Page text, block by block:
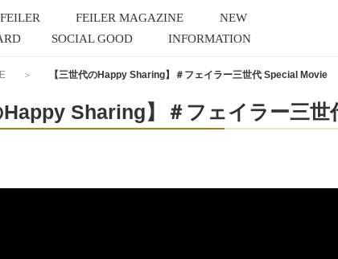
FEILER MAGAZINE
NEW
SOCIAL GOOD INFORMATION
＞ 【三世代のHappy Sharing】＃フェイラー三世代 Special Movie
Happy Sharing】＃フェイラー三